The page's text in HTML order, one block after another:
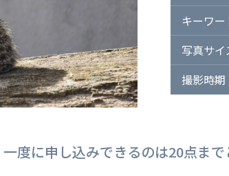
キーワー
写真サイ
撮影時期
一度に申し込みできるのは20点まで